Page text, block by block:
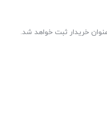
خریدار ثبت خواهد شد.